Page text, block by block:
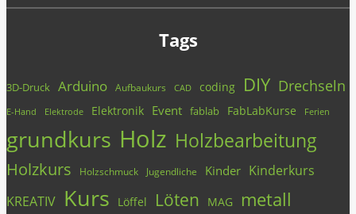
Tags
3D-Druck Arduino Aufbaukurs CAD coding DIY Drechseln
E-Hand Elektrode Elektronik Event fablab FabLabKurse Ferien
grundkurs Holz Holzbearbeitung
Holzkurs Holzschmuck Jugendliche Kinder Kinderkurs
KREATIV Kurs Löffel Löten MAG metall